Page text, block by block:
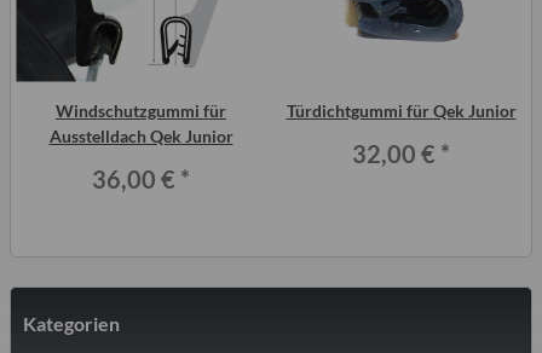
Windschutzgummi für
Ausstelldach Qek Junior
36,00 € *
Türdichtgummi für Qek Junior
32,00 € *
Kategorien